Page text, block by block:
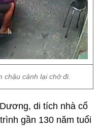
chậu cảnh lại chở đi.
di tích nhà cổ
gần 130 năm tuổi